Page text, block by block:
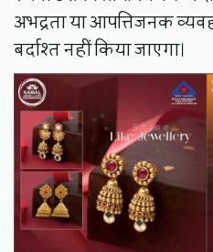
अभद्रता या आपत्तिजनक
बर्दाश्त नहीं किया जाएगा।